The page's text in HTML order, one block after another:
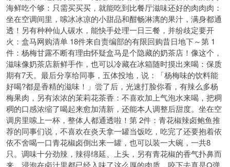
海鲜吃个够：只需买买买，就能吃到比餐厅滋味还好的肉肉肉：
坐在空调间里，嗦冰冰凉的小甜品和酣畅淋漓的果汁，满身都通
透！另有种种仙人碳水，能快手处理一日三餐，并纷歧定要开
火：盒马网购清单 18件来自责编部的有限回购昔日地下～第 1
件：杨梅甘露不断有理由怀疑盒马是个隐藏的奶茶店！像这个，
滋味像奶茶店新鲜手作，也可以冷藏在冰箱随时摸出来喝：保质
期有7天。最后分享给同事，五体投地，说：「杨梅味的饮料能
好喝?都是香精的滋味！」尝了后，光速打脸你看，有辣么多杨
梅果肉，另有浓浓的茉莉花茶香：不喜欢加上气泡水来喝，把稠
稠的口感浓缩了喝起来愈加清新，还能本人调整后甜度。坐在空
调房里嗦上一杯，整体人都通透啦！第 2件：青花椒辣卤鲍鱼推
荐的同事们说，不喜欢在炎天拿一罐当饭吃，吃完了还要抱着依
依不舍喝一口青花椒卤倒出来一罐，也可以装一大碗，一共8
只。调味十分劲辣，辣得绵延、上头，另有青花椒的香气扑鼻而
来。浸泡在卤汁里都已经入味了这么厚的肉质，咬下去真是Q弹